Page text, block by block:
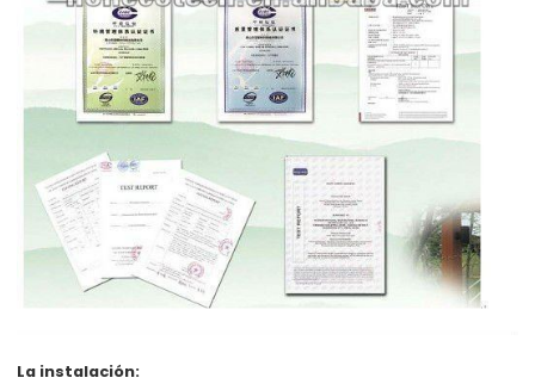
La instalación: